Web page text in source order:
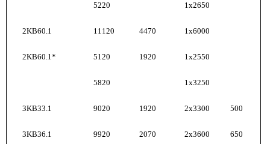
5220 1x2650
2KB60.1 11120 4470 1x6000
2KB60.1* 5120 1920 1x2550
5820 1x3250
3KB33.1 9020 1920 2x3300 500
3KB36.1 9920 2070 2x3600 650